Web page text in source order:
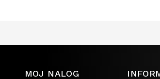
MOJ NALOG